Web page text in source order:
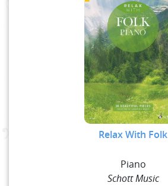
Relax With Folk
Piano
Schott Music